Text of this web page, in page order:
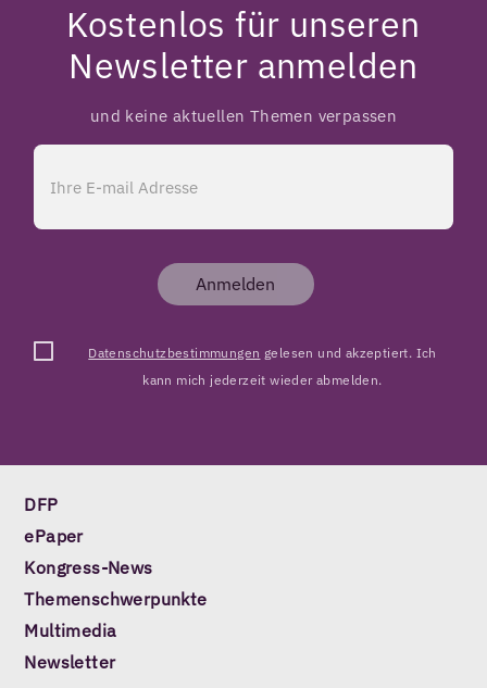
Kostenlos für unseren
Newsletter anmelden
und keine aktuellen Themen verpassen
Anmelden
Datenschutzbestimmungen gelesen und akzeptiert. Ich
kann mich jederzeit wieder abmelden.
DFP
ePaper
Kongress-News
Themenschwerpunkte
Multimedia
Newsletter